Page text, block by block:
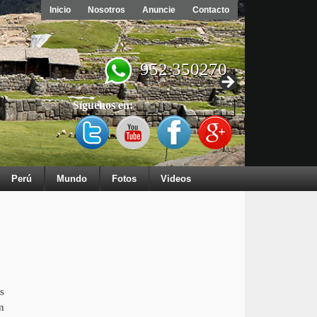
Inicio Nosotros Anuncie Contacto
952 350270
Síguenos en:
Perú Mundo Fotos Videos